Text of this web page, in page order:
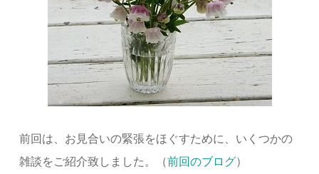
前回は、お見合いの緊張をほぐすために、いくつかの
雑談をご紹介致しました。（前回のブログ）